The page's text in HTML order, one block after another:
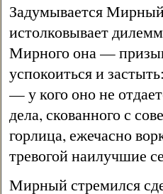
Задумывается
истолковывает
Мирного она — призыв
успокоиться и
— у кого оно не
дела, скованного с
горлица, ежечасно
тревогой наилучшие
Мирный стремился